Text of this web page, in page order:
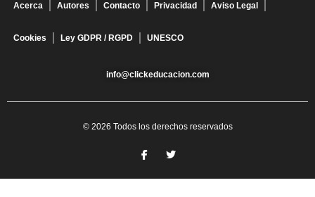
Acerca Autores Contacto Privacidad Aviso Legal
Cookies Ley GDPR / RGPD UNESCO
info@clickeducacion.com
© 2026 Todos los derechos reservados